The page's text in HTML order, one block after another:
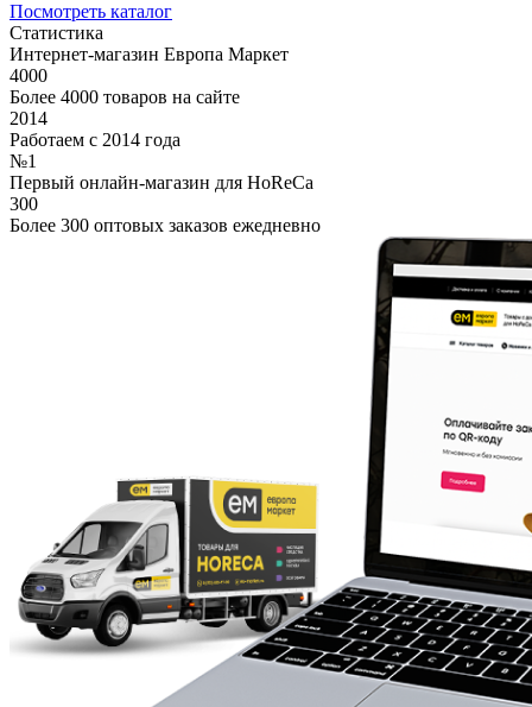
Посмотреть каталог
Статистика
Интернет-магазин Европа Маркет
4000
Более 4000 товаров на сайте
2014
Работаем с 2014 года
№1
Первый онлайн-магазин для HoReCa
300
Более 300 оптовых заказов ежедневно